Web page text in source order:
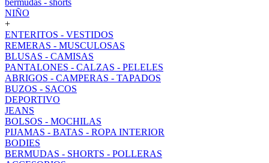
bermudas - shorts
NIÑO
+
ENTERITOS - VESTIDOS
REMERAS - MUSCULOSAS
BLUSAS - CAMISAS
PANTALONES - CALZAS - PELELES
ABRIGOS - CAMPERAS - TAPADOS
BUZOS - SACOS
DEPORTIVO
JEANS
BOLSOS - MOCHILAS
PIJAMAS - BATAS - ROPA INTERIOR
BODIES
BERMUDAS - SHORTS - POLLERAS